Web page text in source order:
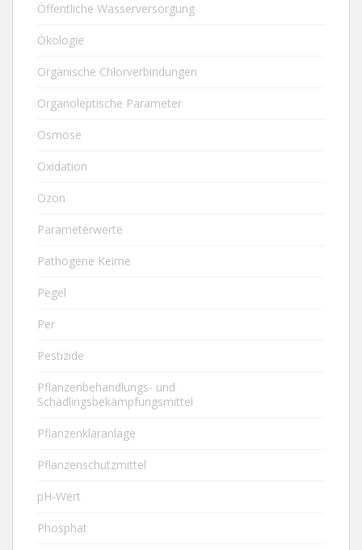
Öffentliche Wasserversorgung
Ökologie
Organische Chlorverbindungen
Organoleptische Parameter
Osmose
Oxidation
Ozon
Parameterwerte
Pathogene Keime
Pegel
Per
Pestizide
Pflanzenbehandlungs- und
Schädlingsbekämpfungsmittel
Pflanzenkläranlage
Pflanzenschutzmittel
pH-Wert
Phosphat